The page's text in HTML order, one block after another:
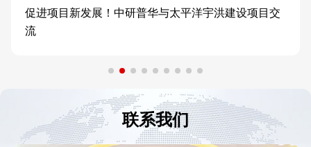
促进项目新发展！中研普华与太平洋宇洪建设项目交
流
联系我们